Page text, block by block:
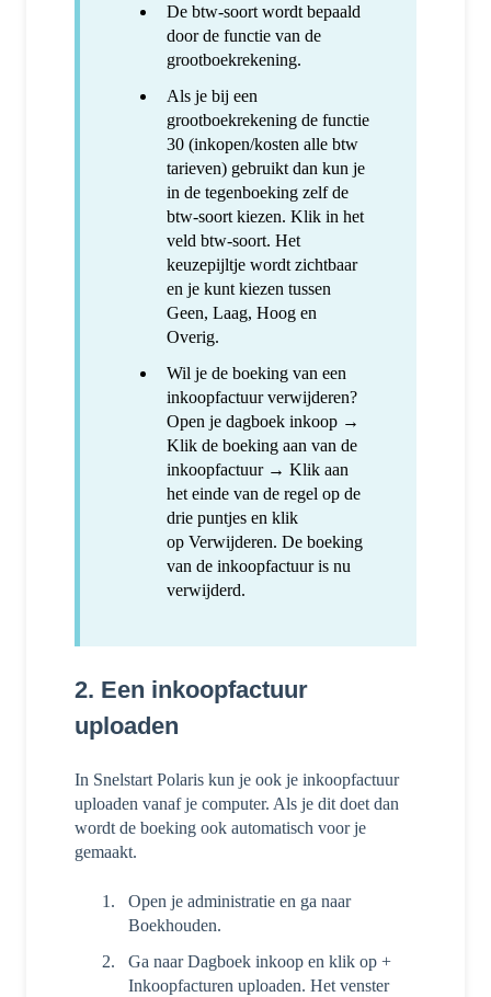
De btw-soort wordt bepaald
door de functie van de
grootboekrekening.
Als je bij een
grootboekrekening de functie
30 (inkopen/kosten alle btw
tarieven) gebruikt dan kun je
in de tegenboeking zelf de
btw-soort kiezen. Klik in het
veld btw-soort. Het
keuzepijltje wordt zichtbaar
en je kunt kiezen tussen
Geen, Laag, Hoog en
Overig.
Wil je de boeking van een
inkoopfactuur verwijderen?
Open je dagboek inkoop →
Klik de boeking aan van de
inkoopfactuur → Klik aan
het einde van de regel op de
drie puntjes en klik
op Verwijderen. De boeking
van de inkoopfactuur is nu
verwijderd.
2. Een inkoopfactuur
uploaden
In Snelstart Polaris kun je ook je inkoopfactuur
uploaden vanaf je computer. Als je dit doet dan
wordt de boeking ook automatisch voor je
gemaakt.
Open je administratie en ga naar
Boekhouden.
Ga naar Dagboek inkoop en klik op +
Inkoopfacturen uploaden. Het venster